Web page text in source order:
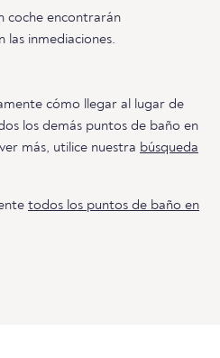
coche encontrarán
las inmediaciones.
cómo llegar al lugar de
los demás puntos de baño en
más, utilice nuestra búsqueda
todos los puntos de baño en